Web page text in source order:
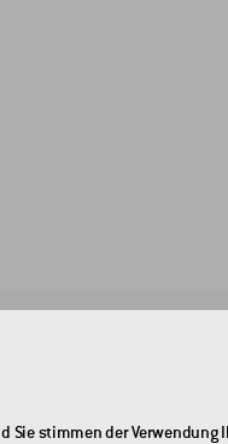
stimmen der Verwendung